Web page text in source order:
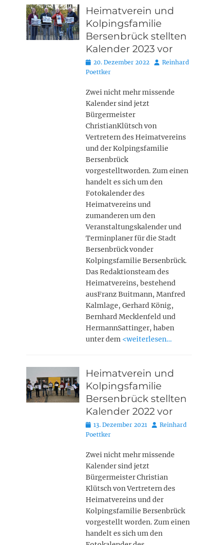
Heimatverein und
Kolpingsfamilie
Bersenbrück stellten
Kalender 2023 vor
Posted
on
20. Dezember 2022 AutorReinhard
Poettker
Zwei nicht mehr missende
Kalender sind jetzt
Bürgermeister
ChristianKlütsch von
Vertretern des Heimatvereins
und der Kolpingsfamilie
Bersenbrück
vorgestelltworden. Zum einen
handelt es sich um den
Fotokalender des
Heimatvereins und
zumanderen um den
Veranstaltungskalender und
Terminplaner für die Stadt
Bersenbrück vonder
Kolpingsfamilie Bersenbrück.
Das Redaktionsteam des
Heimatvereins, bestehend
ausFranz Buitmann, Manfred
Kalmlage, Gerhard König,
Bernhard Mecklenfeld und
HermannSattinger, haben
unter dem <weiterlesen…
Heimatverein und
Kolpingsfamilie
Bersenbrück stellten
Kalender 2022 vor
Posted
on
13. Dezember 2021 AutorReinhard
Poettker
Zwei nicht mehr missende
Kalender sind jetzt
Bürgermeister Christian
Klütsch von Vertretern des
Heimatvereins und der
Kolpingsfamilie Bersenbrück
vorgestellt worden. Zum einen
handelt es sich um den